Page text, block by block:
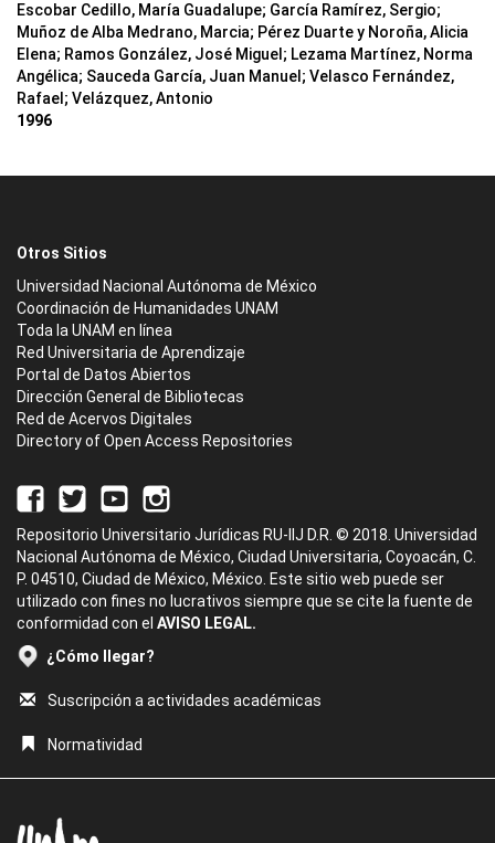
Escobar Cedillo, María Guadalupe; García Ramírez, Sergio;
Muñoz de Alba Medrano, Marcia; Pérez Duarte y Noroña, Alicia
Elena; Ramos González, José Miguel; Lezama Martínez, Norma
Angélica; Sauceda García, Juan Manuel; Velasco Fernández,
Rafael; Velázquez, Antonio
1996
Otros Sitios
Universidad Nacional Autónoma de México
Coordinación de Humanidades UNAM
Toda la UNAM en línea
Red Universitaria de Aprendizaje
Portal de Datos Abiertos
Dirección General de Bibliotecas
Red de Acervos Digitales
Directory of Open Access Repositories
Repositorio Universitario Jurídicas RU-IIJ D.R. © 2018. Universidad
Nacional Autónoma de México, Ciudad Universitaria, Coyoacán, C.
P. 04510, Ciudad de México, México. Este sitio web puede ser
utilizado con fines no lucrativos siempre que se cite la fuente de
conformidad con el AVISO LEGAL.
¿Cómo llegar?
Suscripción a actividades académicas
Normatividad